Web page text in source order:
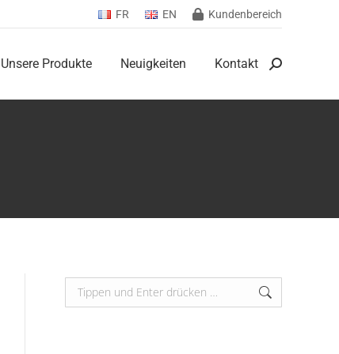
FR EN Kundenbereich
Unsere Produkte Neuigkeiten Kontakt Search:
Search:
Unsere Produkte Neuigkeiten Kontakt Search: